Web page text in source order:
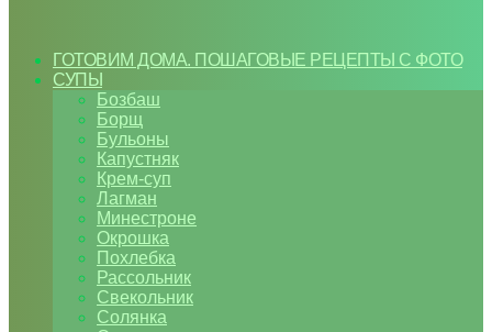
ГОТОВИМ ДОМА. ПОШАГОВЫЕ РЕЦЕПТЫ С ФОТО
СУПЫ
Бозбаш
Борщ
Бульоны
Капустняк
Крем-суп
Лагман
Минестроне
Окрошка
Похлебка
Рассольник
Свекольник
Солянка